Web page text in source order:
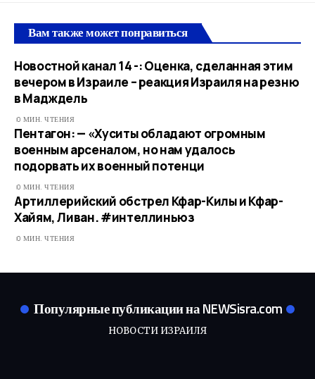
Вам также может понравиться
Новостной канал 14 -: Оценка, сделанная этим
вечером в Израиле – реакция Израиля на резню
в Мадждель
0 МИН. ЧТЕНИЯ
Пентагон: — «Хуситы обладают огромным
военным арсеналом, но нам удалось
подорвать их военный потенци
0 МИН. ЧТЕНИЯ
Артиллерийский обстрел Кфар-Килы и Кфар-
Хайям, Ливан. #интеллиньюз
0 МИН. ЧТЕНИЯ
Популярные публикации на NEWSisra.com
НОВОСТИ ИЗРАИЛЯ